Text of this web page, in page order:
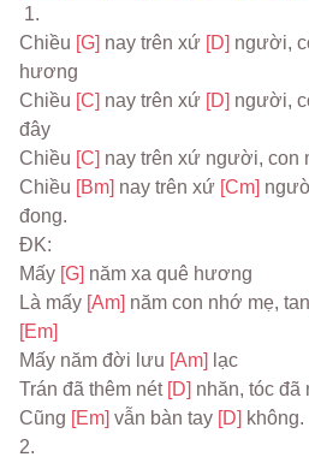
1.
Chiều [G] nay trên xứ [D] người,
hương
Chiều [C] nay trên xứ [D] người,
đây
Chiều [C] nay trên xứ người, con
Chiều [Bm] nay trên xứ [Cm]
đong.
ĐK:
Mấy [G] năm xa quê hương
Là mấy [Am] năm con nhớ mẹ, tan
[Em]
Mấy năm đời lưu [Am] lạc
Trán đã thêm nét [D] nhăn, tóc đã
Cũng [Em] vẫn bàn tay [D] không.
2.